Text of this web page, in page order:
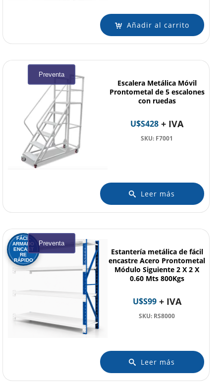
Añadir al carrito
Escalera Metálica Móvil
Prontometal de 5 escalones
con ruedas
Preventa
U$S428 + IVA
SKU: F7001
Leer más
FÁCIL
ARMADO
ENCAST
RE
RÁPIDO
Estantería metálica de fácil
encastre Acero Prontometal
Módulo Siguiente 2 X 2 X
0.60 Mts 800Kgs
Preventa
U$S99+ IVA
SKU: RS8000
Leer más